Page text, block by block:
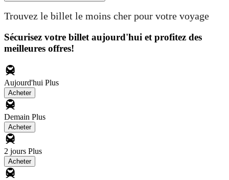
Trouvez le billet le moins cher pour votre voyage
Sécurisez votre billet aujourd'hui et profitez des
meilleures offres!
Aujourd'hui Plus
Acheter
Demain Plus
Acheter
2 jours Plus
Acheter